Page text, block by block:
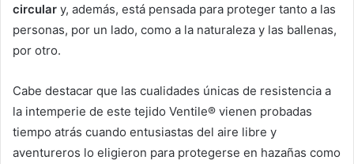
circular y, además, está pensada para proteger tanto a las
personas, por un lado, como a la naturaleza y las ballenas,
por otro.
Cabe destacar que las cualidades únicas de resistencia a
la intemperie de este tejido Ventile® vienen probadas
tiempo atrás cuando entusiastas del aire libre y
aventureros lo eligieron para protegerse en hazañas como